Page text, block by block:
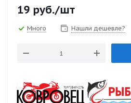
19 руб./шт
Много Нашли дешевле?